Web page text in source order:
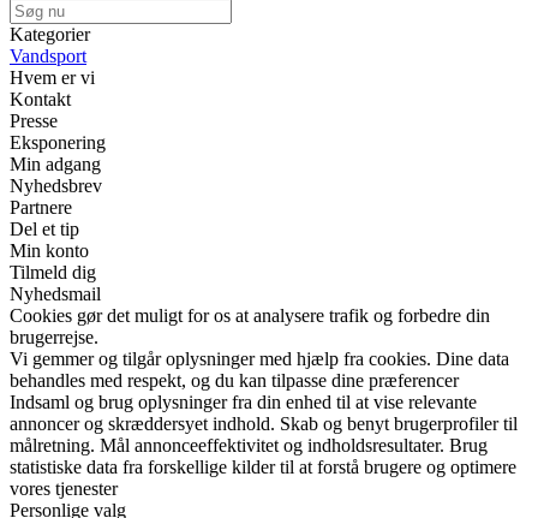
Kategorier
Vandsport
Hvem er vi
Kontakt
Presse
Eksponering
Min adgang
Nyhedsbrev
Partnere
Del et tip
Min konto
Tilmeld dig
Nyhedsmail
Cookies gør det muligt for os at analysere trafik og forbedre din
brugerrejse.
Vi gemmer og tilgår oplysninger med hjælp fra cookies. Dine data
behandles med respekt, og du kan tilpasse dine præferencer
Indsaml og brug oplysninger fra din enhed til at vise relevante
annoncer og skræddersyet indhold. Skab og benyt brugerprofiler til
målretning. Mål annonceeffektivitet og indholdsresultater. Brug
statistiske data fra forskellige kilder til at forstå brugere og optimere
vores tjenester
Personlige valg